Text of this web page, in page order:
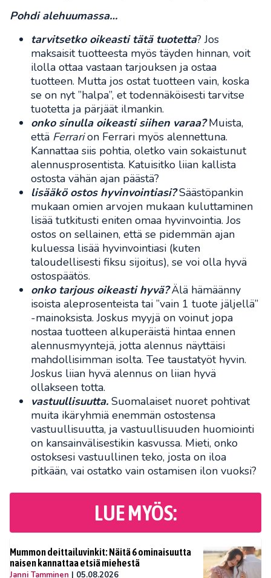
Pohdi alehuumassa…
tarvitsetko oikeasti tätä tuotetta? Jos
maksaisit tuotteesta myös täyden hinnan, voit
ilolla ottaa vastaan tarjouksen ja ostaa
tuotteen. Mutta jos ostat tuotteen vain, koska
se on nyt ”halpa”, et todennäköisesti tarvitse
tuotetta ja pärjäät ilmankin.
onko sinulla oikeasti siihen varaa?Muista,
että Ferrarion Ferrari myös alennettuna.
Kannattaa siis pohtia, oletko vain sokaistunut
alennusprosentista. Katuisitko liian kallista
ostosta vähän ajan päästä?
lisääkö ostos hyvinvointiasi?Säästöpankin
mukaan omien arvojen mukaan kuluttaminen
lisää tutkitusti eniten omaa hyvinvointia. Jos
ostos on sellainen, että se pidemmän ajan
kuluessa lisää hyvinvointiasi (kuten
taloudellisesti fiksu sijoitus), se voi olla hyvä
ostospäätös.
onko tarjous oikeasti hyvä?Älä hämäänny
isoista aleprosenteista tai ”vain 1 tuote jäljellä”
-mainoksista. Joskus myyjä on voinut jopa
nostaa tuotteen alkuperäistä hintaa ennen
alennusmyyntejä, jotta alennus näyttäisi
mahdollisimman isolta. Tee taustatyöt hyvin.
Joskus liian hyvä alennus on liian hyvä
ollakseen totta.
vastuullisuutta. Suomalaiset nuoret pohtivat
muita ikäryhmiä enemmän ostostensa
vastuullisuutta, ja vastuullisuuden huomiointi
on kansainvälisestikin kasvussa. Mieti, onko
ostoksesi vastuullinen teko, josta on iloa
pitkään, vai ostatko vain ostamisen ilon vuoksi?
LUE MYÖS:
Mummon deittailuvinkit: Näitä 6 ominaisuutta
naisen kannattaa etsiä miehestä
Janni Tamminen | 05.08.2026